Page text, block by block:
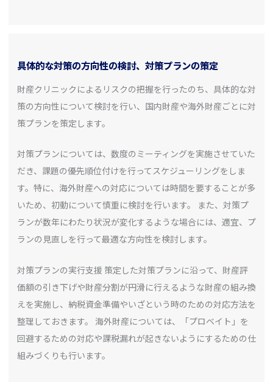
具体的な対策の方向性の検討、対策プランの策定
財産クリニックによるリスクの把握を行ったのち、具体的な対
策の方向性について検討を行い、国内財産や海外財産ごとに対
策プランを策定します。
対策プランについては、数度のミーティングを実施させていた
だき、課題の優先順位付けを行ってスケジューリングをしま
す。特に、海外財産への対応については時間を要することが多
いため、初動について慎重に検討を行います。 また、対策プ
ランが数年にわたり状況が変化するような場合には、適宜、プ
ランの見直しを行って最適な方向性を検討します。
対策プランの実行支援 策定した対策プランに沿って、財産評
価額の引き下げや財産分割が円滑に行えるような財産の組み換
えを実施し、納税資金準備やいざという時のための対応方法を
整理しておきます。 海外財産については、「プロベイト」を
回避するための対応や課税漏れが起きないようにするための仕
組みづくりも行います。